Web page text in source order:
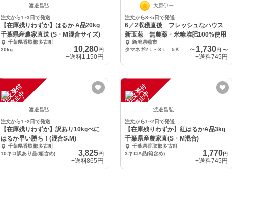
渡邉昌弘
注文から1~3日で発送
【在庫残りわずか】はるか A品20kg
千葉県産農家直送 (S・M混合サイズ)
千葉県香取郡多古町
20kg
10,280円
+送料1,150円
大原伊一
注文から3~5日で発送
6／2収穫直後 フレッシュなハウス
新玉葱 無農薬・米糠堆肥100%使用
新潟県燕市
〜 1,730円 〜
+送料745円
注
文
受
付
停
止
中
渡邉昌弘
注文から1~2日で発送
【在庫残りわずか】訳あり10kgべに
はるか早い勝ち！(混合S.M)
千葉県香取郡多古町
10キロ訳あり品(箱含め)
3,825円
+送料865円
注
文
受
付
停
止
中
渡邉昌弘
注文から1~2日で発送
【在庫残りわずか】紅はるかA品3kg
千葉県産農家直(S・M混合)
千葉県香取郡多古町
3キロA品(箱含め)
1,770円
+送料745円